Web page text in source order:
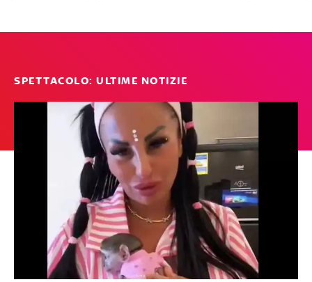
SPETTACOLO: ULTIME NOTIZIE